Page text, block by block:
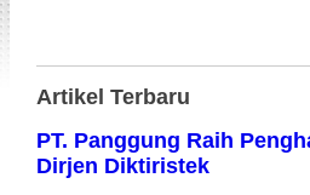
Artikel Terbaru
PT. Panggung Raih
Dirjen Diktiristek